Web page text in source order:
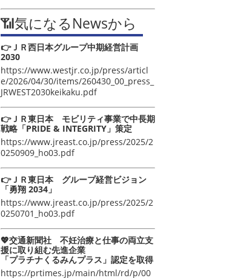
📶気になるNewsから
👉ＪＲ西日本グループ中期経営計画
2030
https://www.westjr.co.jp/press/articl
e/2026/04/30/items/260430_00_press_
JRWEST2030keikaku.pdf
👉ＪＲ東日本 モビリティ事業で中長期
戦略「PRIDE & INTEGRITY」策定
https://www.jreast.co.jp/press/2025/2
0250909_ho03.pdf
👉ＪＲ東日本 グループ経営ビジョン
「勇翔 2034」
https://www.jreast.co.jp/press/2025/2
0250701_ho03.pdf
💖交通新聞社 不妊治療と仕事の両立支
援に取り組む先進企業
「プラチナくるみんプラス」認定を取得
https://prtimes.jp/main/html/rd/p/00